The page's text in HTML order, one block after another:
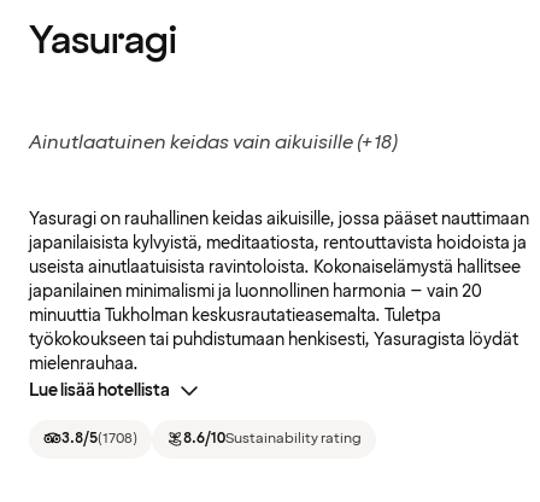
Yasuragi
Ainutlaatuinen keidas vain aikuisille (+18)
Yasuragi on rauhallinen keidas aikuisille, jossa pääset nauttimaan
japanilaisista kylvyistä, meditaatiosta, rentouttavista hoidoista ja
useista ainutlaatuisista ravintoloista. Kokonaiselämystä hallitsee
japanilainen minimalismi ja luonnollinen harmonia – vain 20
minuuttia Tukholman keskusrautatieasemalta. Tuletpa
työkokoukseen tai puhdistumaan henkisesti, Yasuragista löydät
mielenrauhaa.
Lue lisää hotellista
3.8/5(1708) 8.6/10Sustainability rating